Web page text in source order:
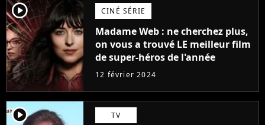
player2 CINÉ SÉRIE
Madame Web : ne cherchez plus,
on vous a trouvé LE meilleur film
de super-héros de l'année
12 février 2024
player2 TV